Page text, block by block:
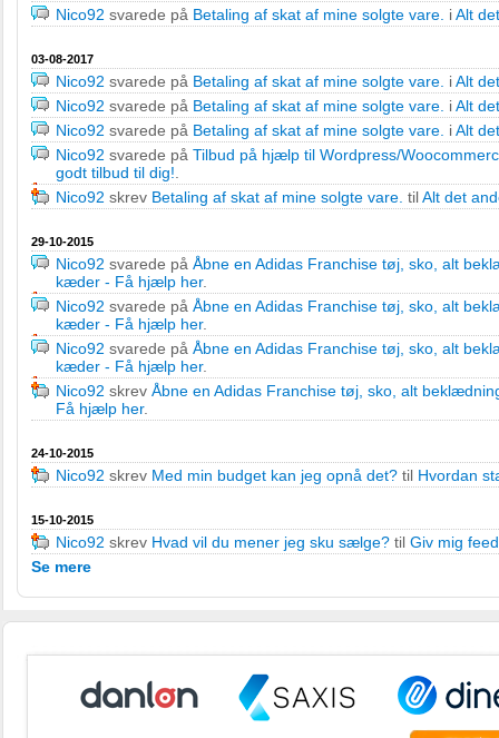
Nico92 svarede på Betaling af skat af mine solgte vare. iAlt
03-08-2017
Nico92 svarede på Betaling af skat af mine solgte vare. iAlt
Nico92 svarede på Betaling af skat af mine solgte vare. iAlt
Nico92 svarede på Betaling af skat af mine solgte vare. iAlt
Nico92 svarede på Tilbud på hjælp til Wordpress/
godt tilbud til dig!
Nico92 skrev Betaling af skat af mine solgte vare. tilAlt det
29-10-2015
Nico92 svarede på Åbne en Adidas Franchise tøj, sko, alt
kæder - Få hjælp her.
Nico92 svarede på Åbne en Adidas Franchise tøj, sko, alt
kæder - Få hjælp her.
Nico92 svarede på Åbne en Adidas Franchise tøj, sko, alt
kæder - Få hjælp her.
Nico92 skrev Åbne en Adidas Franchise tøj, sko, alt
Få hjælp her.
24-10-2015
Nico92 skrev Med min budget kan jeg opnå det? til Hvordan
15-10-2015
Nico92 skrev Hvad vil du mener jeg sku sælge? til Giv mig
Se mere